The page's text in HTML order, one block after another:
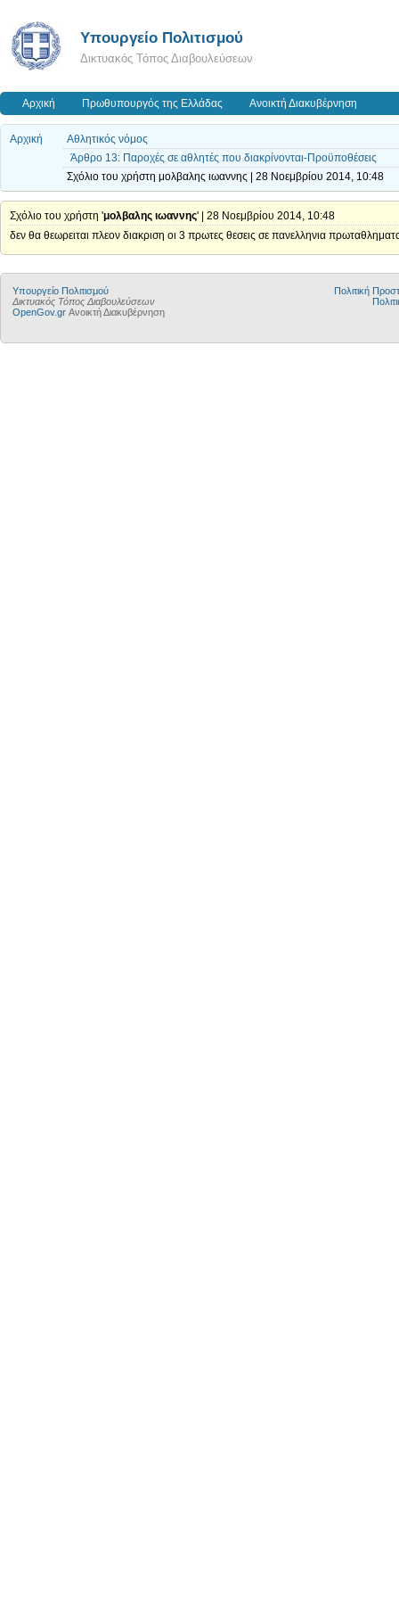
Υπουργείο Πολιτισμού
Δικτυακός Τόπος Διαβουλεύσεων
Αρχική Πρωθυπουργός της Ελλάδας Ανοικτή Διακυβέρνηση
Αρχική
Αθλητικός νόμος
Άρθρο 13: Παροχές σε αθλητές που διακρίνονται-Προϋποθέσεις
Σχόλιο του χρήστη μολβαλης ιωαννης | 28 Νοεμβρίου 2014, 10:48
Σχόλιο του χρήστη 'μολβαλης ιωαννης' | 28 Νοεμβρίου 2014, 10:48
δεν θα θεωρειται πλεον διακριση οι 3 πρωτες θεσεις σε πανελληνια
Υπουργείο Πολιτισμού
Δικτυακός Τόπος Διαβουλεύσεων
OpenGov.gr Ανοικτή Διακυβέρνηση
Πολιτική